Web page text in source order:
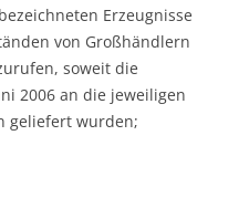
Erzeugnisse
von Großhändlern
soweit die
2006 an die jeweiligen
geliefert wurden;